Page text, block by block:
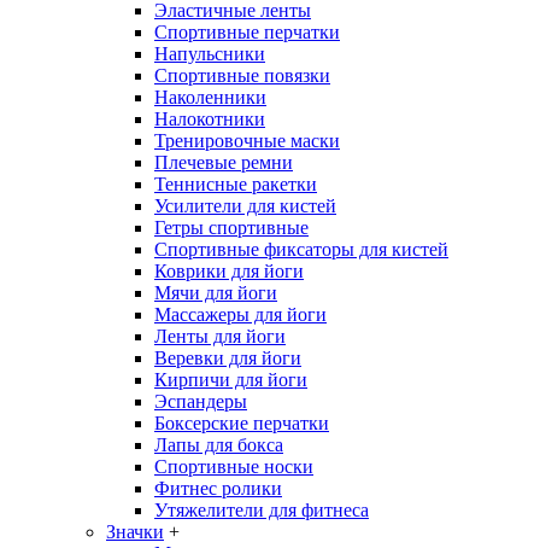
Эластичные ленты
Спортивные перчатки
Напульсники
Спортивные повязки
Наколенники
Налокотники
Тренировочные маски
Плечевые ремни
Теннисные ракетки
Усилители для кистей
Гетры спортивные
Спортивные фиксаторы для кистей
Коврики для йоги
Мячи для йоги
Массажеры для йоги
Ленты для йоги
Веревки для йоги
Кирпичи для йоги
Эспандеры
Боксерские перчатки
Лапы для бокса
Спортивные носки
Фитнес ролики
Утяжелители для фитнеса
Значки +